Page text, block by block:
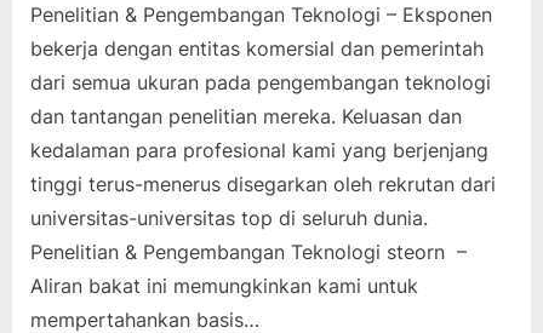
Penelitian & Pengembangan Teknologi – Eksponen
bekerja dengan entitas komersial dan pemerintah
dari semua ukuran pada pengembangan teknologi
dan tantangan penelitian mereka. Keluasan dan
kedalaman para profesional kami yang berjenjang
tinggi terus-menerus disegarkan oleh rekrutan dari
universitas-universitas top di seluruh dunia.
Penelitian & Pengembangan Teknologi steorn –
Aliran bakat ini memungkinkan kami untuk
mempertahankan basis…